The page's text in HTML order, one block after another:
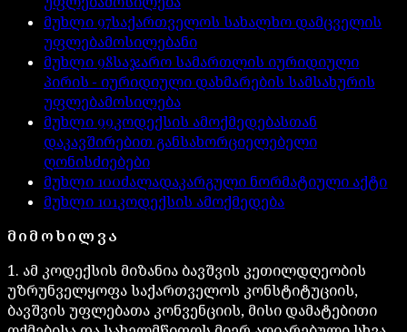
მუხლი 97საქართველოს სახალხო დამცველის
უფლებამოსილებანი
მუხლი 98საჯარო სამართლის იურიდიული
პირის − იურიდიული დახმარების სამსახურის
უფლებამოსილება
მუხლი 99კოდექსის ამოქმედებასთან
დაკავშირებით განსახორციელებელი
ღონისძიებები
მუხლი 100ძალადაკარგული ნორმატიული აქტი
მუხლი 101კოდექსის ამოქმედება
ᲛᲘᲛᲝᲮᲘᲚᲕᲐ
1. ამ კოდექსის მიზანია ბავშვის კეთილდღეობის
უზრუნველყოფა საქართველოს კონსტიტუციის,
ბავშვის უფლებათა კონვენციის, მისი დამატებითი